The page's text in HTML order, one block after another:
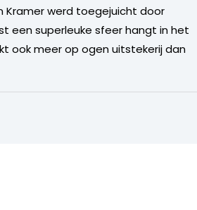
Kramer werd toegejuicht door
een superleuke sfeer hangt in het
ook meer op ogen uitstekerij dan